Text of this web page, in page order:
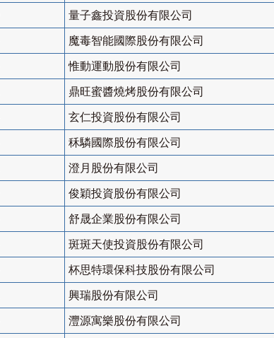
量子鑫投資股份有限公司
魔毒智能國際股份有限公司
惟動運動股份有限公司
鼎旺蜜醬燒烤股份有限公司
玄仁投資股份有限公司
秝驎國際股份有限公司
澄月股份有限公司
俊穎投資股份有限公司
舒晟企業股份有限公司
斑斑天使投資股份有限公司
杯思特環保科技股份有限公司
興瑞股份有限公司
灃源寓樂股份有限公司